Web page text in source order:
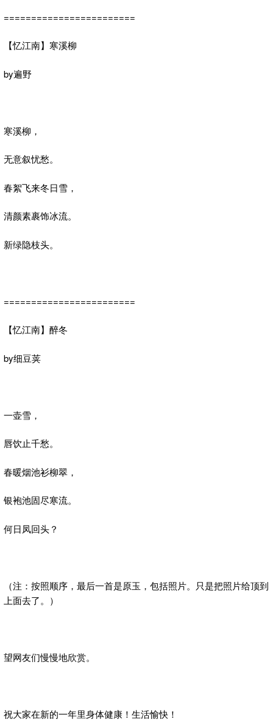
========================
【忆江南】寒溪柳
by遍野
寒溪柳，
无意叙忧愁。
春絮飞来冬日雪，
清颜素裹饰冰流。
新绿隐枝头。
========================
【忆江南】醉冬
by细豆荚
一壶雪，
唇饮止千愁。
春暖烟池衫柳翠，
银袍池固尽寒流。
何日凤回头？
（注：按照顺序，最后一首是原玉，包括照片。只是把照片给顶到
上面去了。）
望网友们慢慢地欣赏。
祝大家在新的一年里身体健康！生活愉快！